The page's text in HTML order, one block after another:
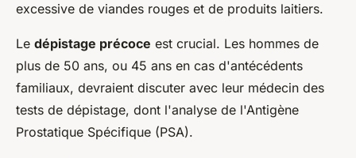
excessive de viandes rouges et de produits laitiers.
Le dépistage précoce est crucial. Les hommes de
plus de 50 ans, ou 45 ans en cas d'antécédents
familiaux, devraient discuter avec leur médecin des
tests de dépistage, dont l'analyse de l'Antigène
Prostatique Spécifique (PSA).